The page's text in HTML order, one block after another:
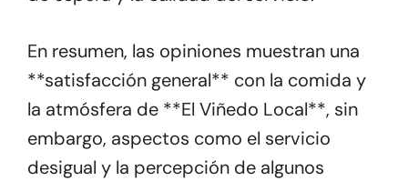
En resumen, las opiniones muestran una
**satisfacción general** con la comida y
la atmósfera de **El Viñedo Local**, sin
embargo, aspectos como el servicio
desigual y la percepción de algunos